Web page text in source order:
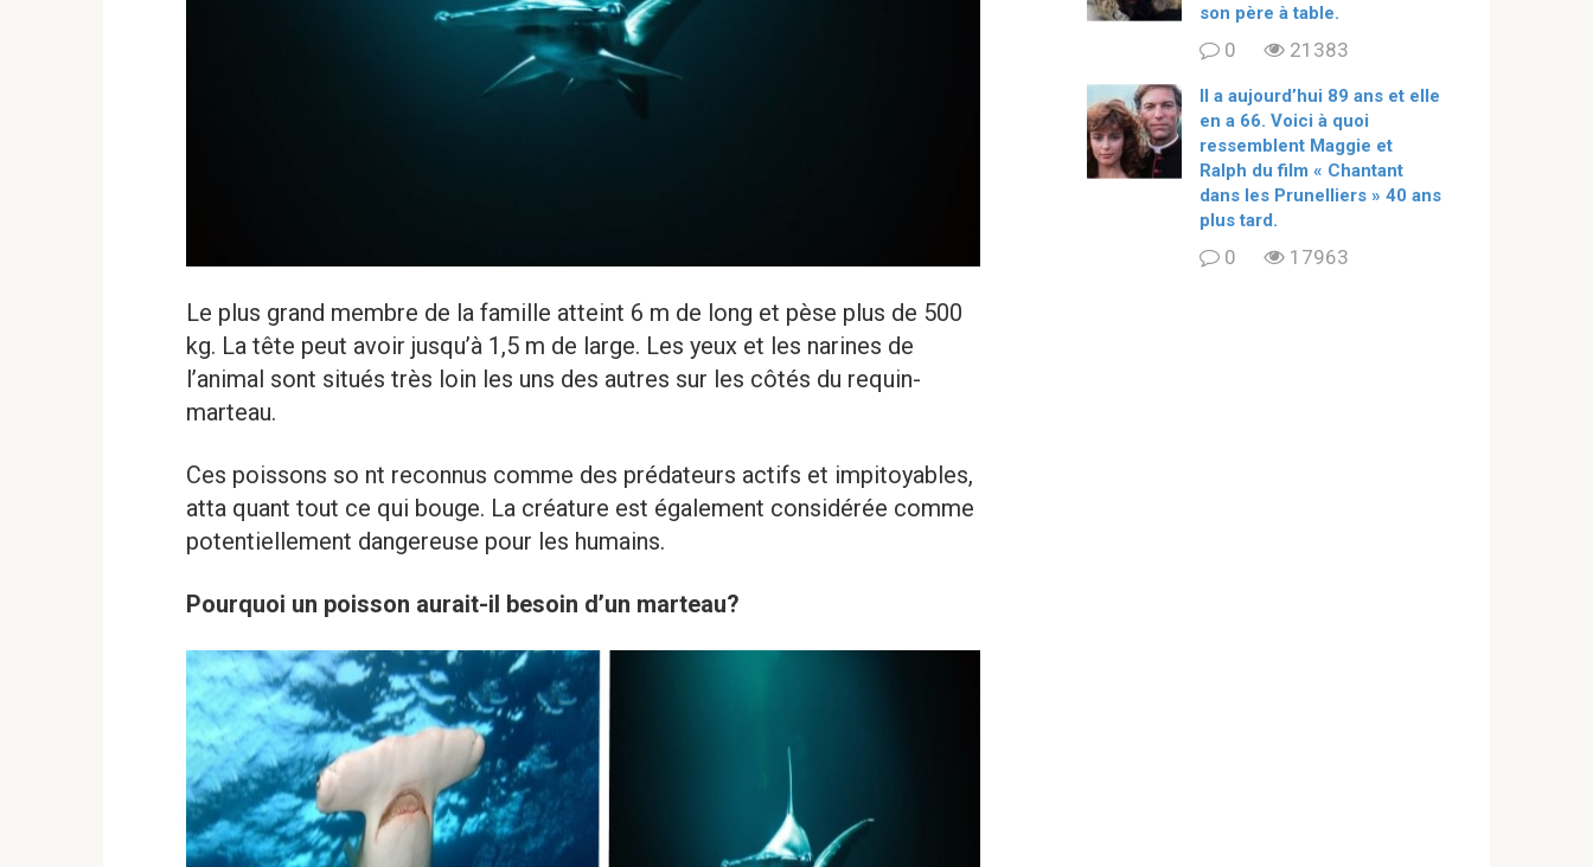
Le plus grand membre de la famille atteint 6 m de long et pèse plus de 500
kg. La tête peut avoir jusqu’à 1,5 m de large. Les yeux et les narines de
l’animal sont situés très loin les uns des autres sur les côtés du requin-
marteau.
Ces poissons so nt reconnus comme des prédateurs actifs et impitoyables,
atta quant tout ce qui bouge. La créature est également considérée comme
potentiellement dangereuse pour les humains.
Pourquoi un poisson aurait-il besoin d’un marteau?
son père à table.
0 21383
ll a aujourd’hui 89 ans et elle
en a 66. Voici à quoi
ressemblent Maggie et
Ralph du film « Chantant
dans les Prunelliers » 40 ans
plus tard.
0 17963